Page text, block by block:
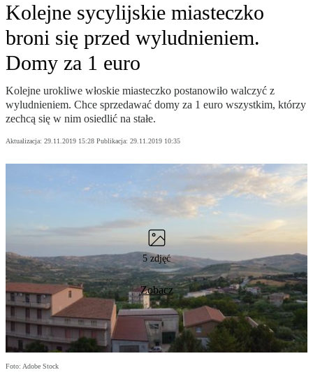
Kolejne sycylijskie miasteczko
broni się przed wyludnieniem.
Domy za 1 euro
Kolejne urokliwe włoskie miasteczko postanowiło walczyć z
wyludnieniem. Chce sprzedawać domy za 1 euro wszystkim, którzy
zechcą się w nim osiedlić na stałe.
Aktualizacja: 29.11.2019 15:28 Publikacja: 29.11.2019 10:35
5 zdjęć
Zobacz
Foto: Adobe Stock